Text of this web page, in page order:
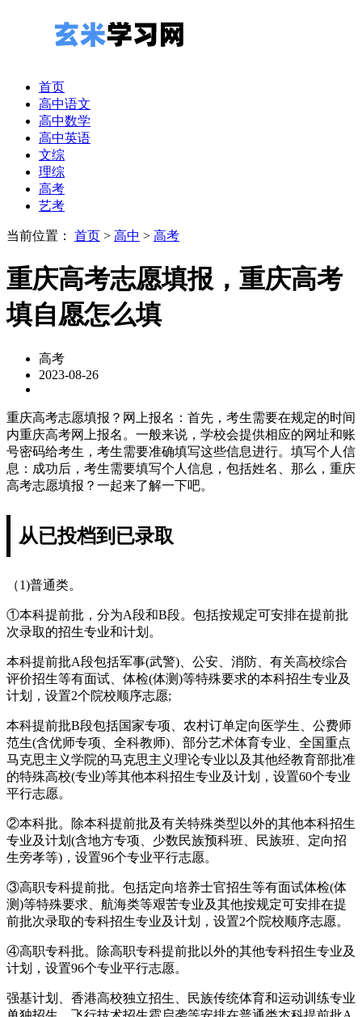
首页
高中语文
高中数学
高中英语
文综
理综
高考
艺考
当前位置： 首页 > 高中 > 高考
重庆高考志愿填报，重庆高考
填自愿怎么填
高考
2023-08-26
重庆高考志愿填报？网上报名：首先，考生需要在规定的时间
内重庆高考网上报名。一般来说，学校会提供相应的网址和账
号密码给考生，考生需要准确填写这些信息进行。填写个人信
息：成功后，考生需要填写个人信息，包括姓名、那么，重庆
高考志愿填报？一起来了解一下吧。
从已投档到已录取
（1)普通类。
①本科提前批，分为A段和B段。包括按规定可安排在提前批
次录取的招生专业和计划。
本科提前批A段包括军事(武警)、公安、消防、有关高校综合
评价招生等有面试、体检(体测)等特殊要求的本科招生专业及
计划，设置2个院校顺序志愿;
本科提前批B段包括国家专项、农村订单定向医学生、公费师
范生(含优师专项、全科教师)、部分艺术体育专业、全国重点
马克思主义学院的马克思主义理论专业以及其他经教育部批准
的特殊高校(专业)等其他本科招生专业及计划，设置60个专业
平行志愿。
②本科批。除本科提前批及有关特殊类型以外的其他本科招生
专业及计划(含地方专项、少数民族预科班、民族班、定向招
生旁孝等)，设置96个专业平行志愿。
③高职专科提前批。包括定向培养士官招生等有面试体检(体
测)等特殊要求、航海类等艰苦专业及其他按规定可安排在提
前批次录取的专科招生专业及计划，设置2个院校顺序志愿。
④高职专科批。除高职专科提前批以外的其他专科招生专业及
计划，设置96个专业平行志愿。
强基计划、香港高校独立招生、民族传统体育和运动训练专业